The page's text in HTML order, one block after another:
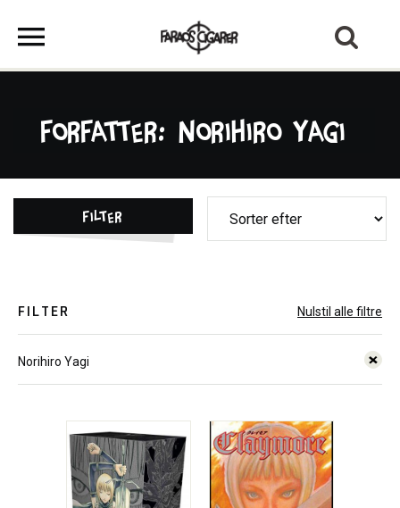
Forfatter: Norihiro Yagi
Filter
FILTER Nulstil alle filtre
Norihiro Yagi